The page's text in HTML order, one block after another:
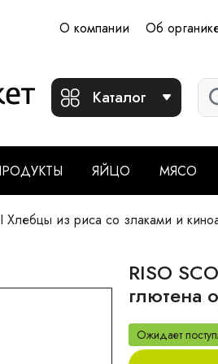
О компании Об
Каталог
ЯЙЦО МЯСО
Хлебцы из риса со злаками и
RISO
глютена
Ожидает